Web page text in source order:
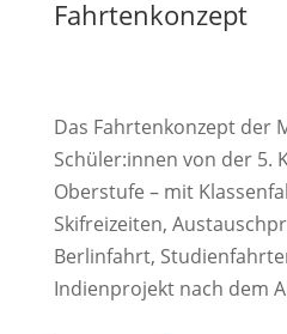
Fahrtenkonzept
Das Fahrtenkonzept der
Schüler:innen von der 5.
Oberstufe – mit
Skifreizeiten,
Berlinfahrt,
Indienprojekt nach dem